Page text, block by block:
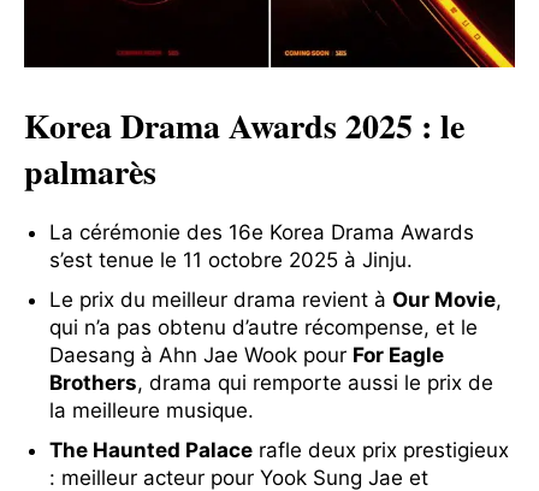
Korea Drama Awards 2025 : le
palmarès
La cérémonie des 16e Korea Drama Awards
s’est tenue le 11 octobre 2025 à Jinju.
Le prix du meilleur drama revient à Our Movie,
qui n’a pas obtenu d’autre récompense, et le
Daesang à Ahn Jae Wook pour For Eagle
Brothers, drama qui remporte aussi le prix de
la meilleure musique.
The Haunted Palace rafle deux prix prestigieux
: meilleur acteur pour Yook Sung Jae et